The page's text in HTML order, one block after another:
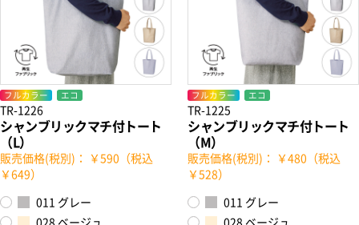
フルカラー エコ
TR-1226
シャンブリックマチ付トート
（L）
販売価格(税別)： ￥590（税込
￥649）
011 グレー
フルカラー エコ
TR-1225
シャンブリックマチ付トート
（M）
販売価格(税別)： ￥480（税込
￥528）
011 グレー